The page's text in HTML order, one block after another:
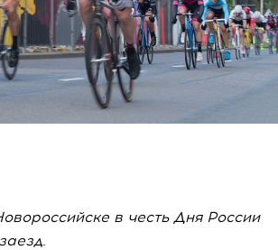
в честь Дня России